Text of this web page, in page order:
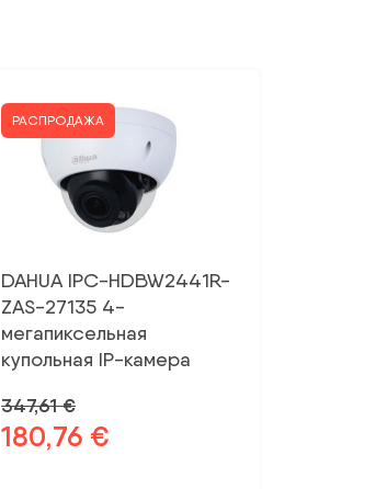
РАСПРОДАЖА
DAHUA IPC-HDBW2441R-
ZAS-27135 4-
мегапиксельная
купольная IP-камера
347,61€
Первоначальная
180,76 €